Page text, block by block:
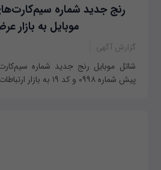
رنج جدید شماره
موبایل به بازار
گزارش آگهی
شاتل‌ موبایل رنج جدید شماره
پیش شماره ۰۹۹۸ و کد ۱۹ به بازار ارتباطات کشور عرضه کرد.